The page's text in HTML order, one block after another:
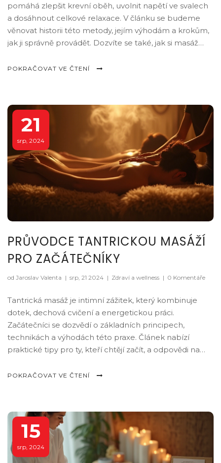
pomáhá zlepšit krevní oběh, uvolnit napětí ve svalech
a dosáhnout celkové relaxace. V článku se budeme
věnovat historii této metody, jejím výhodám a krokům,
jak ji správně provádět. Dozvíte se také, jak si masáž
POKRAČOVAT VE ČTENÍ
21
srp, 2024
PRŮVODCE TANTRICKOU MASÁŽÍ
PRO ZAČÁTEČNÍKY
od Jaroslav Valenta | srp, 21 2024 | Zdraví a wellness | 0 Komentáře
Tantrická masáž je intimní zážitek, který kombinuje
dotek, dechová cvičení a energetickou práci.
Začátečníci se dozvědí o základních principech,
technikách a výhodách této praxe. Článek nabízí
praktické tipy pro ty, kteří chtějí začít, a odpovědi na
POKRAČOVAT VE ČTENÍ
15
srp, 2024